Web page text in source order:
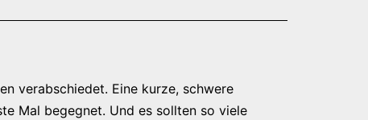
verabschiedet. Eine kurze, schwere
Mal begegnet. Und es sollten so viele